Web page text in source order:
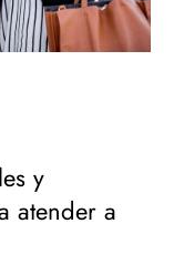
y
atender a